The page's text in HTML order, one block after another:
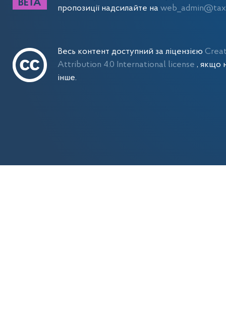
пропозиції надсилайте на
Весь контент доступний за ліцензією
Attribution 4.0 International license, якщо
інше.